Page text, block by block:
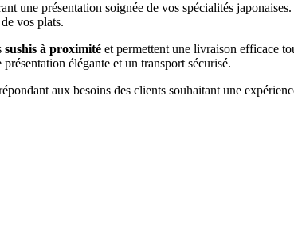
une présentation soignée de vos spécialités
vos plats.
sushis à proximité et permettent une livraison efficace
élégante et un transport sécurisé.
aux besoins des clients souhaitant une